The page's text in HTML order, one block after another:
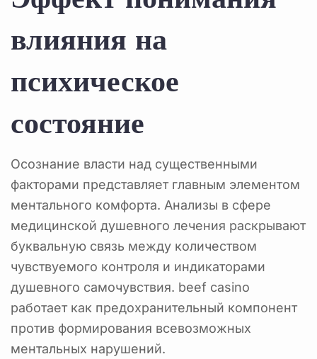
влияния на
психическое
состояние
Осознание власти над существенными
факторами представляет главным элементом
ментального комфорта. Анализы в сфере
медицинской душевного лечения раскрывают
буквальную связь между количеством
чувствуемого контроля и индикаторами
душевного самочувствия. beef casino
работает как предохранительный компонент
против формирования всевозможных
ментальных нарушений.